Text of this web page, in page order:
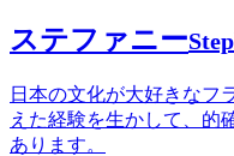
ステファニー
日本の文化が大好きなフ
えた経験を生かして、的
あります。